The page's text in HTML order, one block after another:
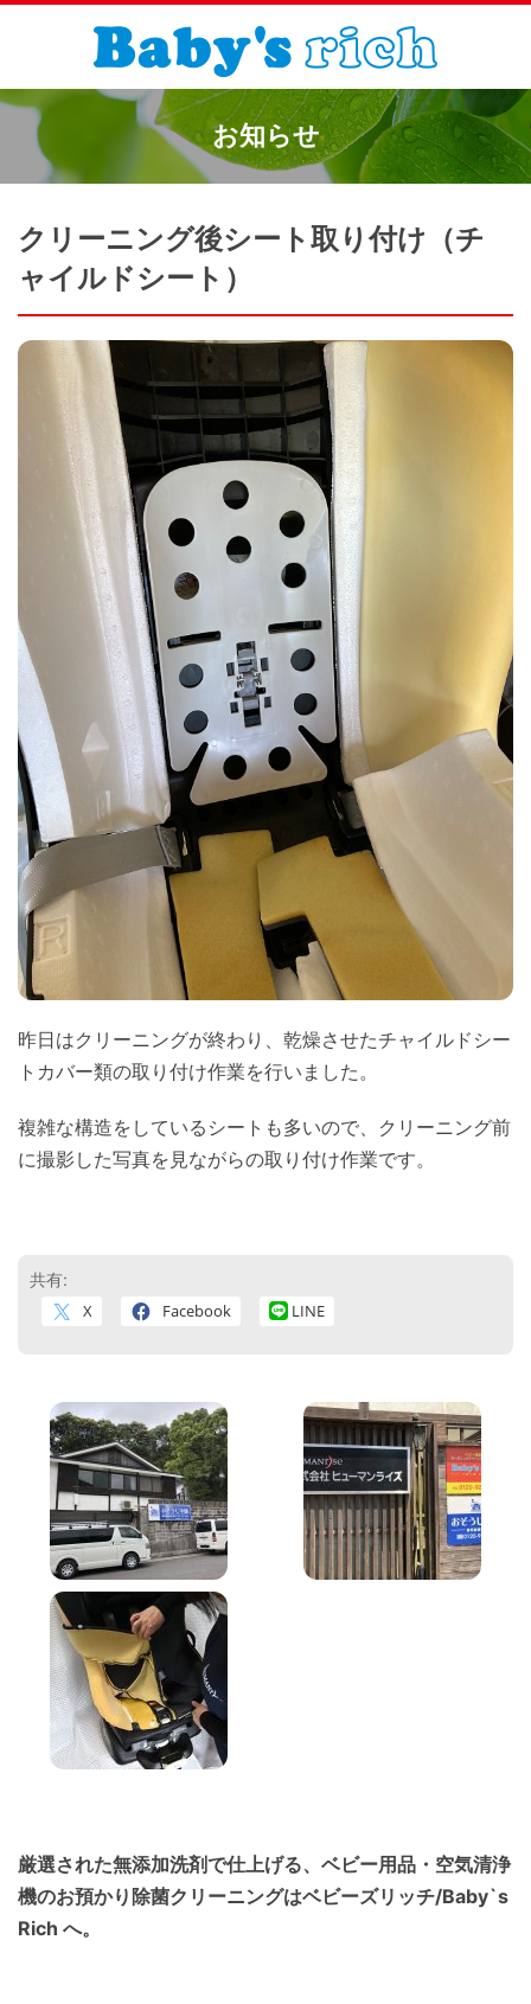
お知らせ
クリーニング後シート取り付け（チ
ャイルドシート）
昨日はクリーニングが終わり、乾燥させたチャイルドシー
トカバー類の取り付け作業を行いました。
複雑な構造をしているシートも多いので、クリーニング前
に撮影した写真を見ながらの取り付け作業です。
共有:
X Facebook LINE
厳選された無添加洗剤で仕上げる、ベビー用品・空気清浄
機のお預かり除菌クリーニングはベビーズリッチ/Baby`s
Rich へ。